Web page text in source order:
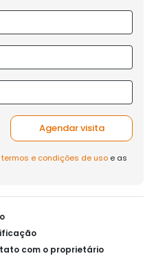
Agendar visita
termos e condições de uso e as
com o proprietário